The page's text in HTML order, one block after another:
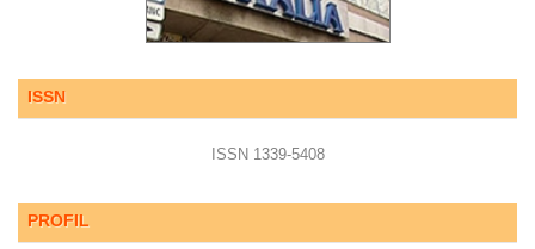
ISSN
ISSN 1339-5408
PROFIL